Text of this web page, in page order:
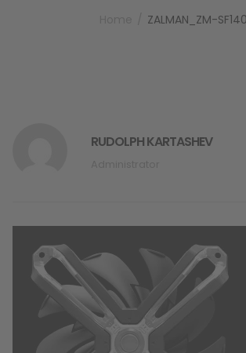
ZALMAN_ZM-
RUDOLPH KARTASHEV